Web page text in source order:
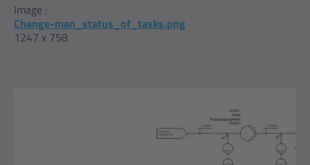
Image :
Change-man_status_of_tasks.png
1247 x 758